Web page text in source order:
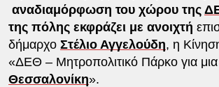
αναδιαμόρφωση του χώρου της
της πόλης εκφράζει με ανοιχτή
δήμαρχο Στέλιο Αγγελούδη, η
«ΔΕΘ – Μητροπολιτικό Πάρκο για
Θεσσαλονίκη».